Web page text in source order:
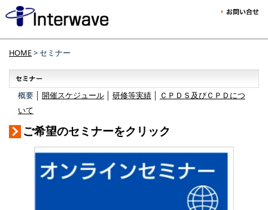
HOME> セミナー
概要 │ 開催スケジュール 研修等実績
ＣＰＤＳ及びＣＰＤにつ
いて
ご希望のセミナーをクリック